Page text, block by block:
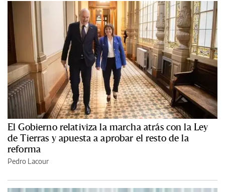
El Gobierno relativiza la marcha atrás con la Ley
de Tierras y apuesta a aprobar el resto de la
reforma
Pedro Lacour